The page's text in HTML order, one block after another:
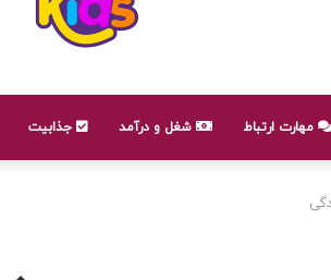
مهارت ارتباط شغل و درآمد جذابیت